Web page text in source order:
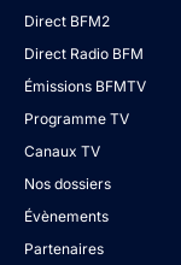
Direct BFM2
Direct Radio BFM
Émissions BFMTV
Programme TV
Canaux TV
Nos dossiers
Évènements
Partenaires